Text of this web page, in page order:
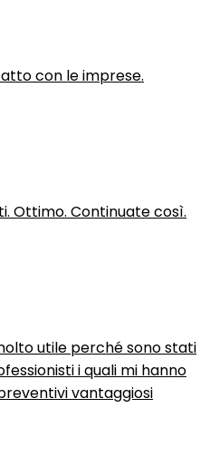
con le imprese.
Ottimo. Continuate così.
utile perché sono stati
i quali mi hanno
vantaggiosi